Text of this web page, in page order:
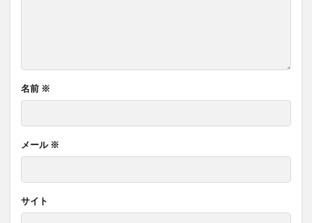
名前 ※
メール ※
サイト